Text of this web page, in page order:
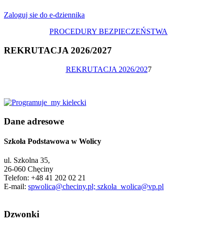
Zaloguj sie do e-dziennika
PROCEDURY BEZPIECZEŃSTWA
REKRUTACJA 2026/2027
REKRUTACJA 2026/2027
Dane adresowe
Szkoła Podstawowa w Wolicy
ul. Szkolna 35,
26-060 Chęciny
Telefon: +48 41 202 02 21
E-mail: spwolica@checiny.pl; szkola_wolica@vp.pl
Dzwonki